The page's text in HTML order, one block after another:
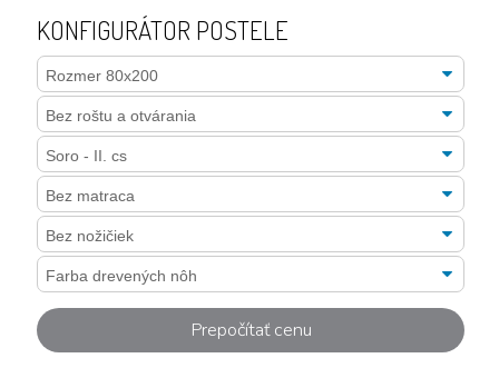
KONFIGURÁTOR POSTELE
Prepočítať cenu